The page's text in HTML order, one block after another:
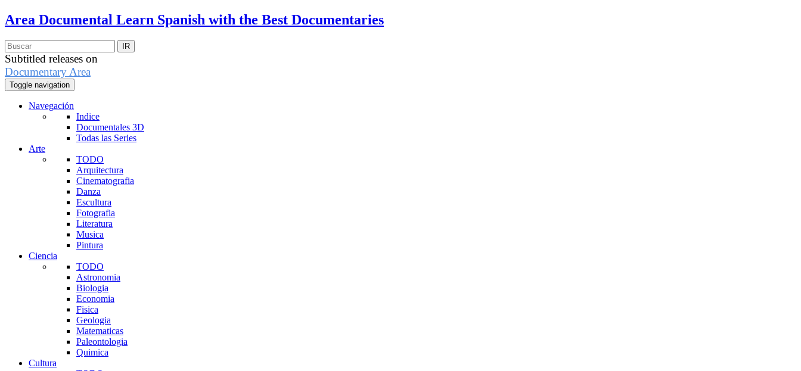
Area Documental Learn Spanish with the Best Documentaries
Subtitled releases on
Documentary Area
Toggle navigation
Navegación
Indice
Documentales 3D
Todas las Series
Arte
TODO
Arquitectura
Cinematografia
Danza
Escultura
Fotografia
Literatura
Musica
Pintura
Ciencia
TODO
Astronomia
Biologia
Economia
Fisica
Geologia
Matematicas
Paleontologia
Quimica
Cultura